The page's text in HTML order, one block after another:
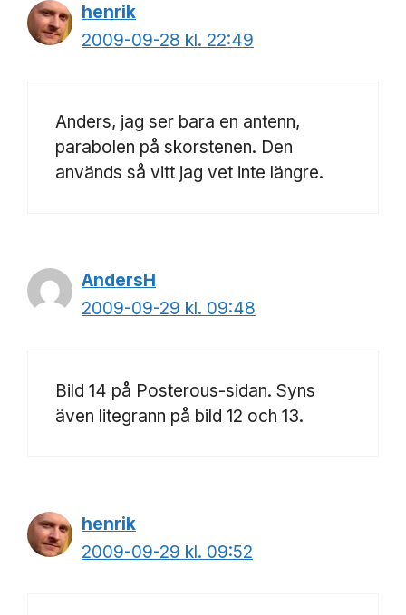
henrik
2009-09-28 kl. 22:49
Anders, jag ser bara en antenn,
parabolen på skorstenen. Den
används så vitt jag vet inte längre.
AndersH
2009-09-29 kl. 09:48
Bild 14 på Posterous-sidan. Syns
även litegrann på bild 12 och 13.
henrik
2009-09-29 kl. 09:52